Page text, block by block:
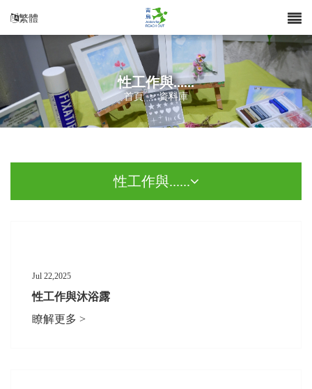
繁體
性工作與......
首頁 > 資料庫
性工作與......
Jul 22,2025
性工作與沐浴露
瞭解更多 >